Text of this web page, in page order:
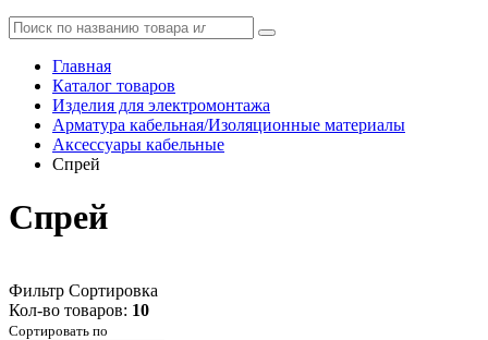
Главная
Каталог товаров
Изделия для электромонтажа
Арматура кабельная/Изоляционные материалы
Аксессуары кабельные
Спрей
Спрей
Фильтр Сортировка
Кол-во товаров: 10
Сортировать по